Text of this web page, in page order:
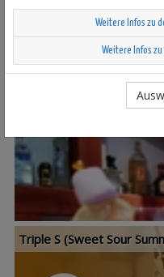
Triple S (Sweet Sour
Weitere Infos zu
Weitere Infos